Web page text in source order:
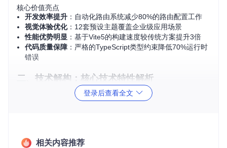
核心价值亮点
开发效率提升 ：自动化路由系统减少80%的路由配置工作
视觉体验优化：12套预设主题覆盖企业级应用场景
性能优势明显 ：基于Vite5的构建速度较传统方案提升3倍
代码质量保障 ：严格的TypeScript类型约束降低70%运行时
错误
二、技术解构：核心技术特性解析
2.1 技术选型决策树
选
登录后查看全文
相关内容推荐